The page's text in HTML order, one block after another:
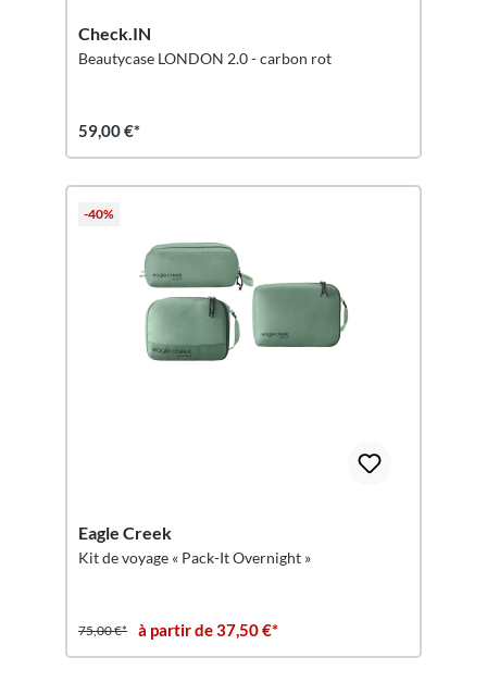
Check.IN
Beautycase LONDON 2.0 - carbon rot
59,00 €*
-40%
Eagle Creek
Kit de voyage « Pack-It Overnight »
75,00 €* à partir de 37,50 €*